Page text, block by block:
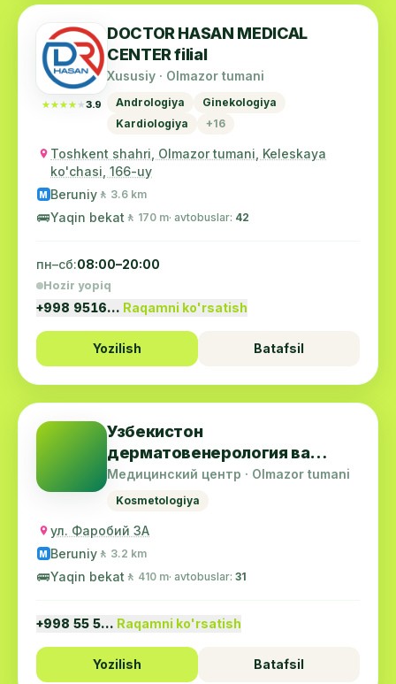
★★★★★
★★★★★3.9
DOCTOR HASAN MEDICAL
CENTER filial
Xususiy · Olmazor tumani
Andrologiya
Ginekologiya
Kardiologiya
+16
Toshkent shahri, Olmazor tumani, Keleskaya
ko'chasi, 166-uy
M Beruniy 🚶 3.6 km
🚌Yaqin bekat 🚶 170 m· avtobuslar: 42
пн–сб:08:00–20:00
Hozir yopiq
+998 9516… Raqamni ko'rsatish
Yozilish Batafsil
Узбекистон
дерматовенерология ва
косметология маркази
Медицинский центр · Olmazor tumani
Kosmetologiya
ул. Фаробий 3А
M Beruniy 🚶 3.2 km
🚌Yaqin bekat 🚶 410 m· avtobuslar: 31
+998 55 5… Raqamni ko'rsatish
Yozilish Batafsil